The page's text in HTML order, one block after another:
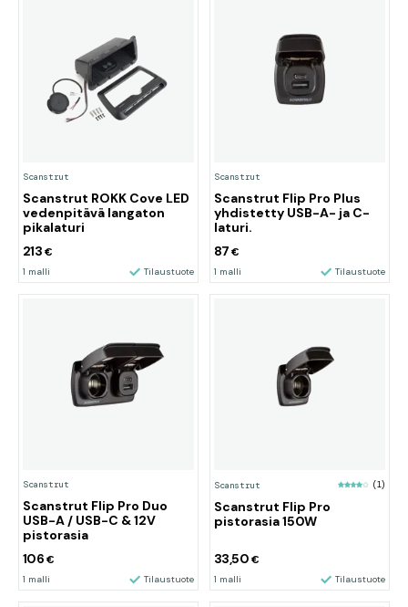
Scanstrut
Scanstrut ROKK Cove LED
vedenpitävä langaton
pikalaturi
213 €
1 malli Tilaustuote
Scanstrut
Scanstrut Flip Pro Plus
yhdistetty USB-A- ja C-
laturi.
87€
1 malli Tilaustuote
Scanstrut
Scanstrut Flip Pro Duo
USB-A / USB-C & 12V
pistorasia
106 €
1 malli Tilaustuote
Scanstrut (1)
Scanstrut Flip Pro
pistorasia 150W
33,50 €
1 malli Tilaustuote